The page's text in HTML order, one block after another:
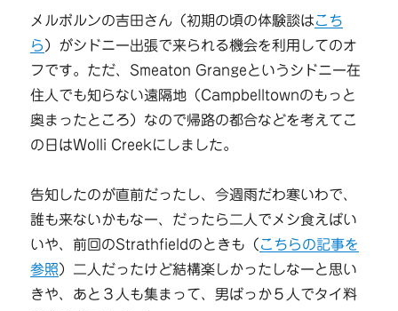
メルボルンの吉田さん（初期の頃の体験談はこち
ら ）がシドニー出張で来られる機会を利用してのオ
フです。ただ、Smeaton Grangeというシドニー在
住人でも知らない遠隔地（Campbelltownのもっと
奥まったところ）なので帰路の都合などを考えてこ
の日はWolli Creekにしました。
告知したのが直前だったし、今週雨だわ寒いわで、
誰も来ないかもなー、だったら二人でメシ食えばい
いや、前回のStrathfieldのときも（ こちらの記事を
参照）二人だったけど結構楽しかったしなーと思い
きや、あと３人も集まって、男ばっか５人でタイ料